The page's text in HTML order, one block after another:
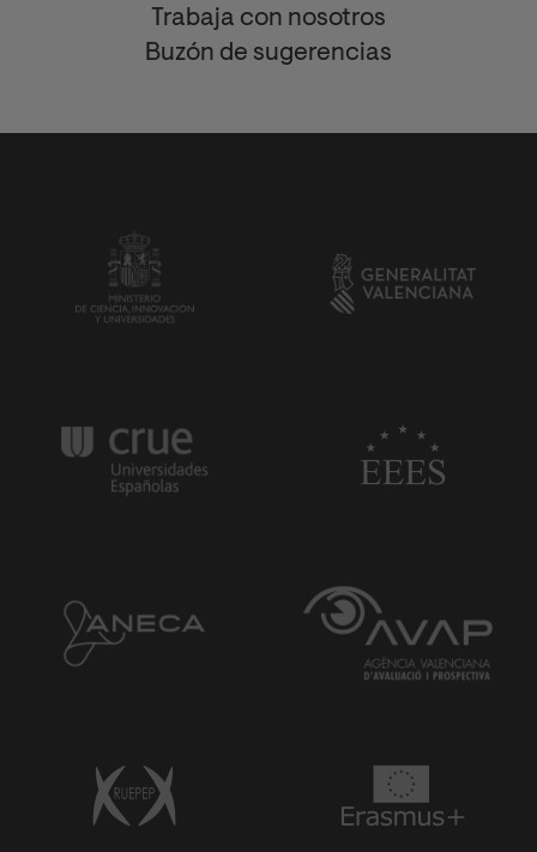
Trabaja con nosotros
Buzón de sugerencias